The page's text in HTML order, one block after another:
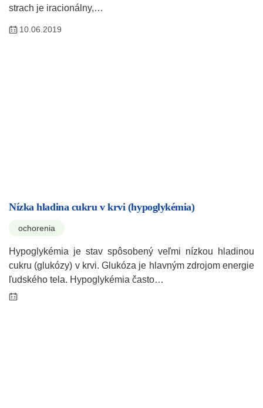
strach je iracionálny,…
10.06.2019
Nízka hladina cukru v krvi (hypoglykémia)
ochorenia
Hypoglykémia je stav spôsobený veľmi nízkou hladinou
cukru (glukózy) v krvi. Glukóza je hlavným zdrojom energie
ľudského tela. Hypoglykémia často…